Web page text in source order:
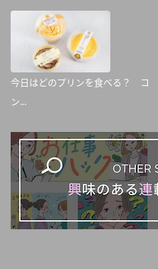
今日はどのプリンを食べる？ コ
ン...